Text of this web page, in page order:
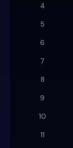
4
5
6
7
8
9
10
11